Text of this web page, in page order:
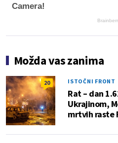
Camera!
Možda vas zanima
20 ISTOČNI FRONT
Rat – dan
Ukrajinom,
mrtvih raste